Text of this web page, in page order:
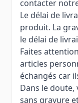
contacter
Le délai de
produit. La
le délai de
Faites
articles
échangés car
Dans le
sans gravure